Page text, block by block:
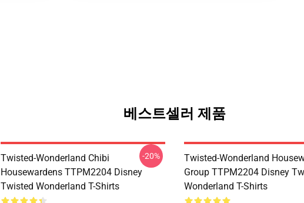
베스트셀러 제품
Twisted-Wonderland Chibi
Housewardens TTPM2204 Disney
Twisted Wonderland T-Shirts
-20%
Twisted-Wonderland
Group TTPM2204 Disney
Wonderland T-Shirts